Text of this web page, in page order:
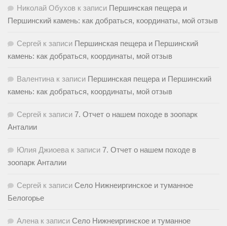
Николай Обухов к записи Першинская пещера и
Першинский камень: как добраться, координаты, мой отзыв
Сергей к записи Першинская пещера и Першинский
камень: как добраться, координаты, мой отзыв
Валентина к записи Першинская пещера и Першинский
камень: как добраться, координаты, мой отзыв
Сергей к записи 7. Отчет о нашем походе в зоопарк
Анталии
Юлия Джиоева к записи 7. Отчет о нашем походе в
зоопарк Анталии
Сергей к записи Село Нижнеиргинское и туманное
Белогорье
Алена к записи Село Нижнеиргинское и туманное